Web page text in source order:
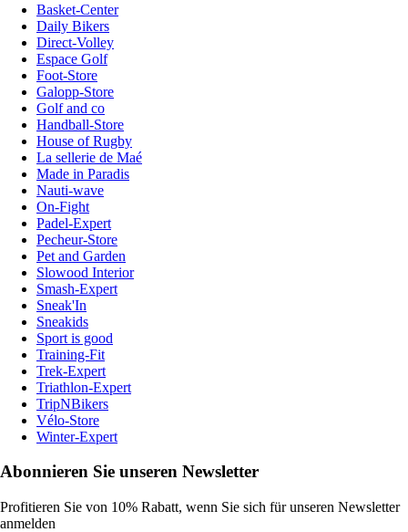
Basket-Center
Daily Bikers
Direct-Volley
Espace Golf
Foot-Store
Galopp-Store
Golf and co
Handball-Store
House of Rugby
La sellerie de Maé
Made in Paradis
Nauti-wave
On-Fight
Padel-Expert
Pecheur-Store
Pet and Garden
Slowood Interior
Smash-Expert
Sneak'In
Sneakids
Sport is good
Training-Fit
Trek-Expert
Triathlon-Expert
TripNBikers
Vélo-Store
Winter-Expert
Abonnieren Sie unseren Newsletter
Profitieren Sie von 10% Rabatt, wenn Sie sich für unseren Newsletter
anmelden